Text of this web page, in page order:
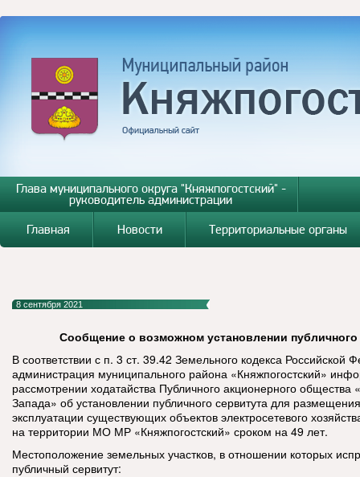
Глава муниципального округа "Княжпогостский" -
руководитель администрации
Главная
Новости Территориальные органы
8 сентября 2021
Сообщение о возможном установлении публичного
В соответствии с п. 3 ст. 39.42 Земельного кодекса Российской
администрация муниципального района «Княжпогостский»
рассмотрении ходатайства Публичного акционерного общества
Запада» об установлении публичного сервитута для
эксплуатации существующих объектов электросетевого
на территории МО МР «Княжпогостский» сроком на 49 лет.
Местоположение земельных участков, в отношении которых
публичный сервитут: